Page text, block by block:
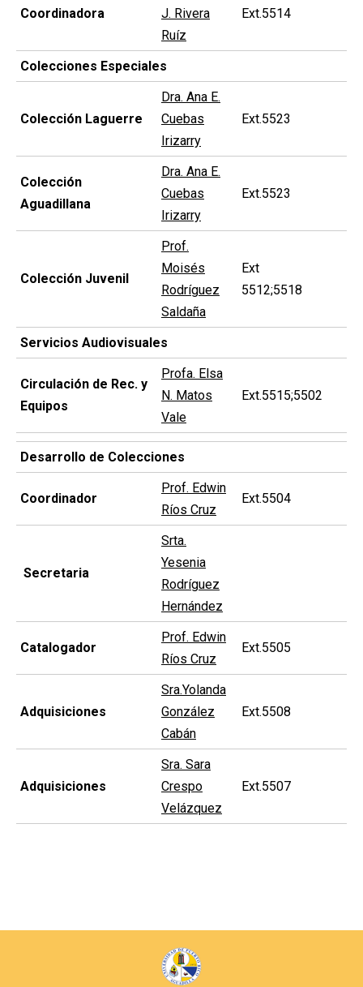
Coordinadora
J. Rivera
Ruíz
Ext.5514
Colecciones Especiales
Colección Laguerre
Dra. Ana E.
Cuebas
Irizarry
Ext.5523
Colección
Aguadillana
Dra. Ana E.
Cuebas
Irizarry
Ext.5523
Colección Juvenil
Prof.
Moisés
Rodríguez
Saldaña
Ext
5512;5518
Servicios Audiovisuales
Circulación de Rec. y
Equipos
Profa. Elsa
N. Matos
Vale
Ext.5515;5502
Desarrollo de Colecciones
Coordinador
Prof. Edwin
Ríos Cruz
Ext.5504
Secretaria
Srta.
Yesenia
Rodríguez
Hernández
Catalogador
Prof. Edwin
Ríos Cruz
Ext.5505
Adquisiciones
Sra.Yolanda
González
Cabán
Ext.5508
Adquisiciones
Sra. Sara
Crespo
Velázquez
Ext.5507